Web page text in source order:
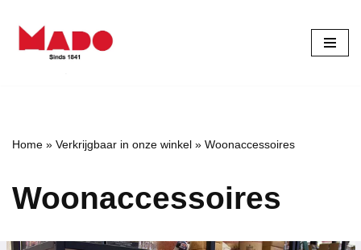
Home » Verkrijgbaar in onze winkel » Woonaccessoires
Woonaccessoires